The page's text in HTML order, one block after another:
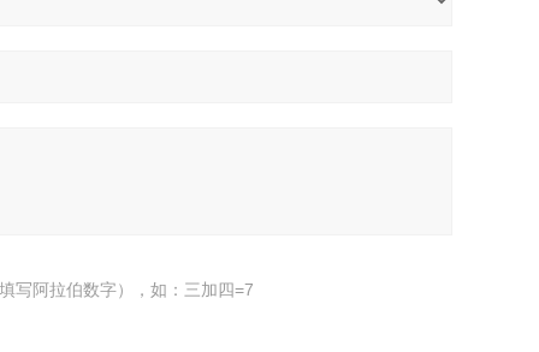
写阿拉伯数字），如：三加四=7